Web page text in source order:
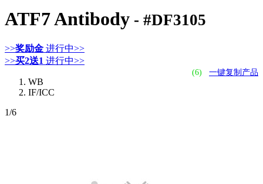
ATF7 Antibody - #DF3105
>>奖励金 进行中>>
>>买2送1 进行中>>
(6) 一键复制产品
WB
IF/ICC
1/6